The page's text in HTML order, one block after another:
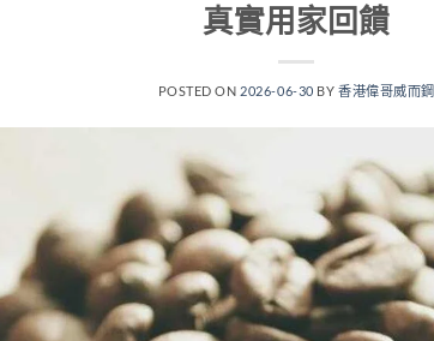
真實用家回饋
POSTED ON 2026-06-30 BY香港偉哥威而鋼